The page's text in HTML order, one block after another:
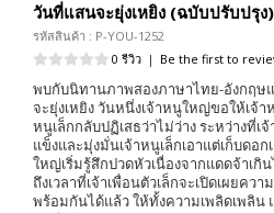
วันที่แสนจะยุ่งเหยิง (ฉบับปรับปรุง)
รหัสสินค้า : P-YOU-1252
0 รีวิว | Be the first to
พบกับนิทานภาพสองภาษาไทย-อังกฤษ
จะยุ่งเหยิง วันหนึ่งเจ้าหนูใหญ่ขอให้เจ้
หนูเล็กกลับปฏิเสธว่าไม่ว่าง ระหว่างที่
แข็งและมุ่งมั่นเจ้าหนูเล็กเอาแต่เก็บดอ
ใหญ่เริ่มรู้สึกปวดหัวเนื่องจากแดดจ้าเกิ
ถึงเวลาที่เจ้าเพื่อนตัวเล็กจะเปิดเผยคว
พร้อมกันได้แล้ว ให้ทั้งความเพลิดเพลิน